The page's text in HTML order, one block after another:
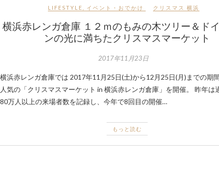
LIFESTYLE イベント・おでかけ クリスマス 横浜
横浜赤レンガ倉庫 １２ｍのもみの木ツリー＆ド
ンの光に満ちたクリスマスマーケット
2017年11月23日
横浜赤レンガ倉庫では 2017年11月25日(土)から12月25日(月)までの期
人気の「クリスマスマーケット in 横浜赤レンガ倉庫」を開催。 昨年は
80万人以上の来場者数を記録し、今年で8回目の開催…
もっと読む